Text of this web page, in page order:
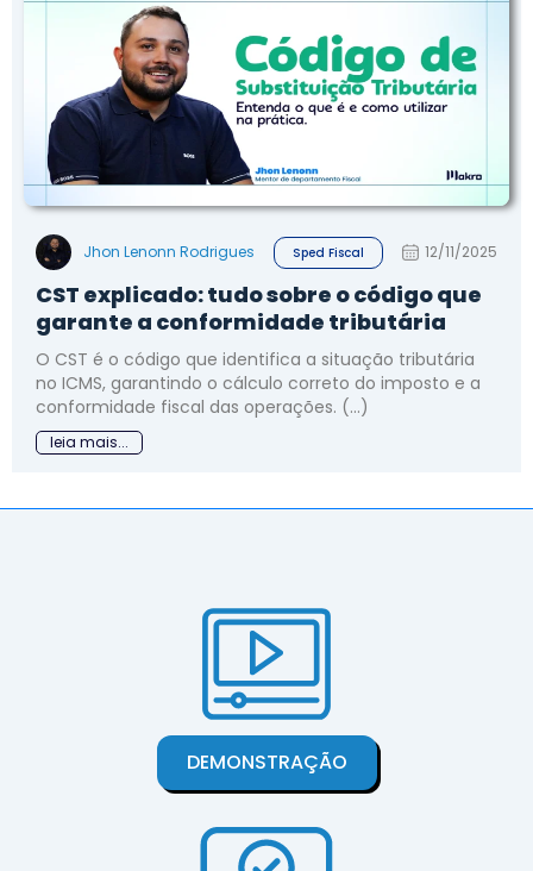
Jhon Lenonn Rodrigues Sped Fiscal 12/11/2025
CST explicado: tudo sobre o código que
garante a conformidade tributária
O CST é o código que identifica a situação tributária
no ICMS, garantindo o cálculo correto do imposto e a
conformidade fiscal das operações. (...)
leia mais...
DEMONSTRAÇÃO